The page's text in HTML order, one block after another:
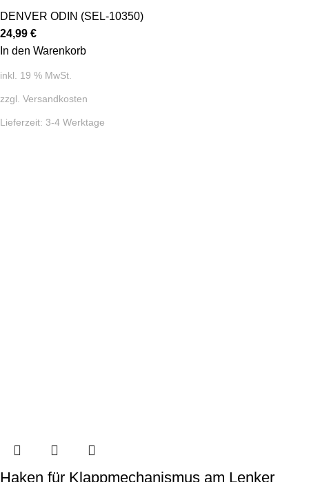
DENVER ODIN (SEL-10350)
24,99 €
In den Warenkorb
inkl. 19 % MwSt.
zzgl. Versandkosten
Lieferzeit: 3-4 Werktage
Haken für Klappmechanismus am Lenker